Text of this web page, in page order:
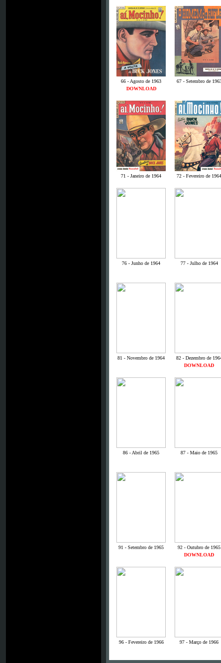
66 - Agosto de 1963
67 - Setembro de
DOWNLOAD
71 - Janeiro de 1964 72 - Fevereiro de 1964
76 - Junho de 1964 77 - Julho de 1964
81 - Novembro de 1964
82 - Dezembro de
DOWNLOAD
86 - Abril de 1965 87 - Maio de 1965
91 - Setembro de 1965
92 - Outubro de 1965
DOWNLOAD
96 - Fevereiro de 1966 97 - Março de 1966